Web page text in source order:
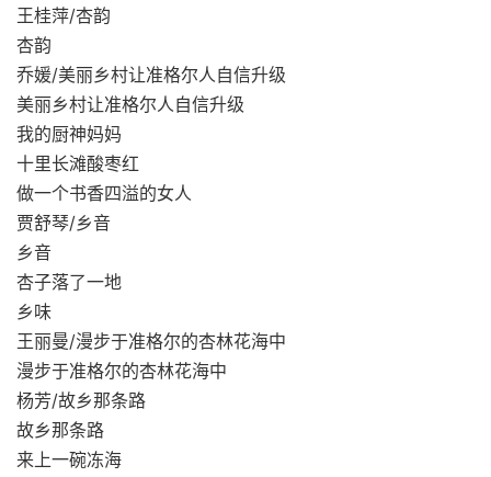
王桂萍/杏韵
杏韵
乔媛/美丽乡村让准格尔人自信升级
美丽乡村让准格尔人自信升级
我的厨神妈妈
十里长滩酸枣红
做一个书香四溢的女人
贾舒琴/乡音
乡音
杏子落了一地
乡味
王丽曼/漫步于准格尔的杏林花海中
漫步于准格尔的杏林花海中
杨芳/故乡那条路
故乡那条路
来上一碗冻海